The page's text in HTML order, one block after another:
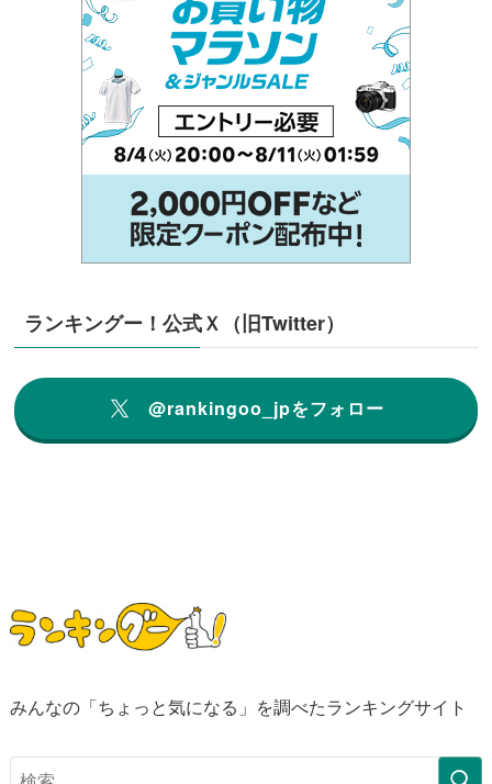
ランキングー！公式Ｘ（旧Twitter）
@rankingoo_jpをフォロー
みんなの「ちょっと気になる」を調べたランキングサイト